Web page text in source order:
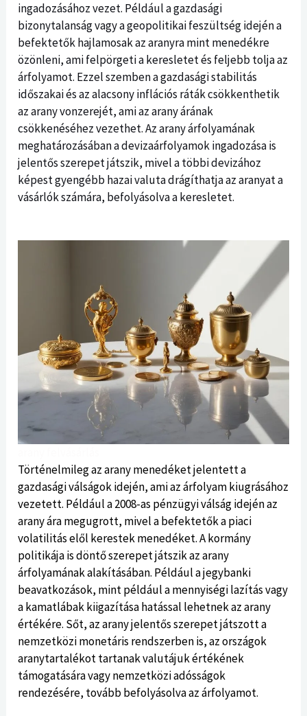
ingadozásához vezet. Például a gazdasági
bizonytalanság vagy a geopolitikai feszültség idején a
befektetők hajlamosak az aranyra mint menedékre
özönleni, ami felpörgeti a keresletet és feljebb tolja az
árfolyamot. Ezzel szemben a gazdasági stabilitás
időszakai és az alacsony inflációs ráták csökkenthetik
az arany vonzerejét, ami az arany árának
csökkenéséhez vezethet. Az arany árfolyamának
meghatározásában a devizaárfolyamok ingadozása is
jelentős szerepet játszik, mivel a többi devizához
képest gyengébb hazai valuta drágíthatja az aranyat a
vásárlók számára, befolyásolva a keresletet.
Történelmileg az arany menedéket jelentett a
gazdasági válságok idején, ami az árfolyam kiugrásához
vezetett. Például a 2008-as pénzügyi válság idején az
arany ára megugrott, mivel a befektetők a piaci
volatilitás elől kerestek menedéket. A kormány
politikája is döntő szerepet játszik az arany
árfolyamának alakításában. Például a jegybanki
beavatkozások, mint például a mennyiségi lazítás vagy
a kamatlábak kiigazítása hatással lehetnek az arany
értékére. Sőt, az arany jelentős szerepet játszott a
nemzetközi monetáris rendszerben is, az országok
aranytartalékot tartanak valutájuk értékének
támogatására vagy nemzetközi adósságok
rendezésére, tovább befolyásolva az árfolyamot.